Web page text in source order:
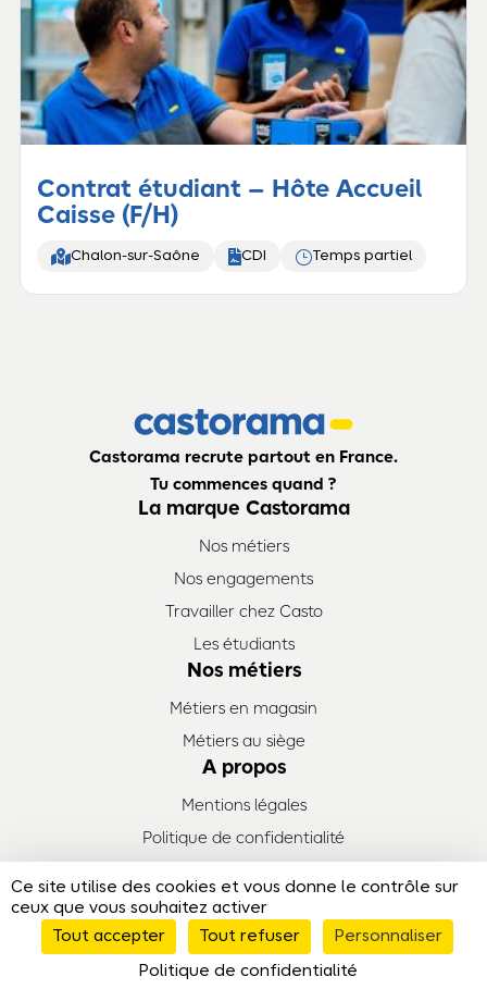
Contrat étudiant – Hôte Accueil
Caisse (F/H)
Chalon-sur-Saône CDI }Temps partiel
Castorama recrute partout en France.
Tu commences quand ?
La marque Castorama
Nos métiers
Nos engagements
Travailler chez Casto
Les étudiants
Nos métiers
Métiers en magasin
Métiers au siège
A propos
Mentions légales
Politique de confidentialité
© Emploi Castorama - 2026
Ce site utilise des cookies et vous donne le contrôle sur
ceux que vous souhaitez activer
Tout accepter
Tout refuser
Personnaliser
Politique de confidentialité